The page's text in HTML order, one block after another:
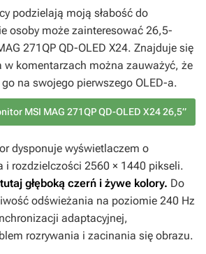
podzielają moją słabość do
osoby może zainteresować 26,5-
271QP QD-OLED X24. Znajduje się
w komentarzach można zauważyć, że
na swojego pierwszego OLED-a.
MSI MAG 271QP QD-OLED X24 26,5”
dysponuje wyświetlaczem o
i rozdzielczości 2560 × 1440 pikseli.
głęboką czerń i żywe kolory. Do
odświeżania na poziomie 240 Hz
adaptacyjnej,
rozrywania i zacinania się obrazu.